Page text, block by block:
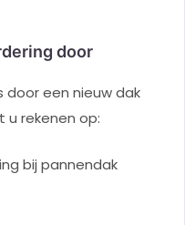
door
door een nieuw dak
u rekenen op:
bij pannendak